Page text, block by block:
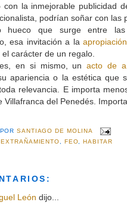
con la inmejorable publicidad
podrían soñar con las
hueco que surge entre
esa invitación a laapropiación
carácter de un regalo.
en si mismo, unacto de
apariencia o la estética que
relevancia. E importa
Villafranca del Penedés.
PORSANTIAGO DE MOLINA
EXTRAÑAMIENTO FEO ,HABITAR
León dijo...